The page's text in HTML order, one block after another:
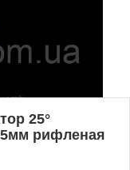
25°
рифленая